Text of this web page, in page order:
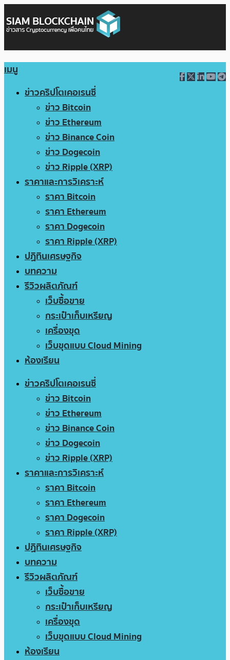
เมนู
ข่าวคริปโตเคอเรนซี่
ข่าว Bitcoin
ข่าว Ethereum
ข่าว Binance Coin
ข่าว Dogecoin
ข่าว Ripple (XRP)
ราคาและการวิเคราะห์
ราคา Bitcoin
ราคา Ethereum
ราคา Dogecoin
ราคา Ripple (XRP)
ปฏิทินเศรษฐกิจ
บทความ
รีวิวผลิตภัณฑ์
เว็บซื้อขาย
กระเป๋าเก็บเหรียญ
เครื่องขุด
เว็บขุดแบบ Cloud Mining
ห้องเรียน
ข่าวคริปโตเคอเรนซี่
ข่าว Bitcoin
ข่าว Ethereum
ข่าว Binance Coin
ข่าว Dogecoin
ข่าว Ripple (XRP)
ราคาและการวิเคราะห์
ราคา Bitcoin
ราคา Ethereum
ราคา Dogecoin
ราคา Ripple (XRP)
ปฏิทินเศรษฐกิจ
บทความ
รีวิวผลิตภัณฑ์
เว็บซื้อขาย
กระเป๋าเก็บเหรียญ
เครื่องขุด
เว็บขุดแบบ Cloud Mining
ห้องเรียน